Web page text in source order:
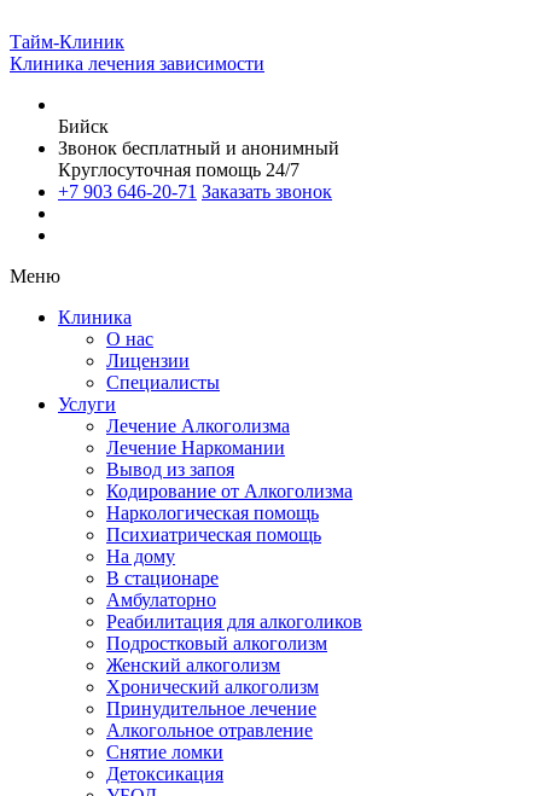
Тайм-Клиник
Клиника лечения зависимости
Бийск
Звонок бесплатный и анонимный
Круглосуточная помощь 24/7
+7 903 646-20-71 Заказать звонок
Меню
Клиника
О нас
Лицензии
Специалисты
Услуги
Лечение Алкоголизма
Лечение Наркомании
Вывод из запоя
Кодирование от Алкоголизма
Наркологическая помощь
Психиатрическая помощь
На дому
В стационаре
Амбулаторно
Реабилитация для алкоголиков
Подростковый алкоголизм
Женский алкоголизм
Хронический алкоголизм
Принудительное лечение
Алкогольное отравление
Снятие ломки
Детоксикация